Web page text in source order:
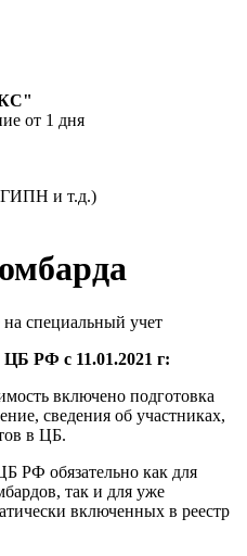
от 1 дня
и т.д.)
ЦБ РФ с 11.01.2021 г:
включено подготовка
сведения об участниках,
в ЦБ.
РФ обязательно как для
так и для уже
включенных в реестр